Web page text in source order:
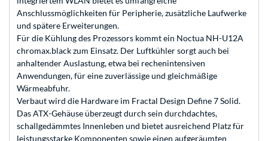
Anschlussmöglichkeiten für Peripherie, zusätzliche Laufwerke
und spätere Erweiterungen.
Für die Kühlung des Prozessors kommt ein Noctua NH-U12A
chromax.black zum Einsatz. Der Luftkühler sorgt auch bei
anhaltender Auslastung, etwa bei rechenintensiven
Anwendungen, für eine zuverlässige und gleichmäßige
Wärmeabfuhr.
Verbaut wird die Hardware im Fractal Design Define 7 Solid.
Das ATX-Gehäuse überzeugt durch sein durchdachtes,
schallgedämmtes Innenleben und bietet ausreichend Platz für
leistungsstarke Komponenten sowie einen aufgeräumten